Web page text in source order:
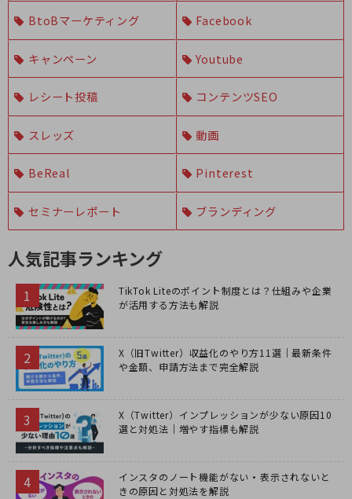
BtoBマーケティング Facebook
キャンペーン Youtube
レシート投稿 コンテンツSEO
スレッズ 動画
BeReal Pinterest
セミナーレポート ブランディング
人気記事ランキング
TikTok Liteのポイント制度とは？仕組みや企業
が活用する方法も解説
X（旧Twitter）収益化のやり方11選｜最新条件
や金額、申請方法まで完全解説
X（Twitter）インプレッションが少ない原因10
選と対処法｜増やす指標も解説
インスタのノート機能がない・表示されないと
きの原因と対処法を解説